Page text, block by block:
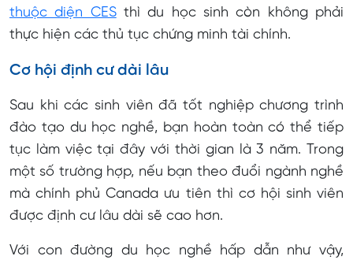
thuộc diện CESthì du học sinh còn không phải
thực hiện các thủ tục chứng minh tài chính.
Cơ hội định cư dài lâu
Sau khi các sinh viên đã tốt nghiệp chương trình
đào tạo du học nghề, bạn hoàn toàn có thể tiếp
tục làm việc tại đây với thời gian là 3 năm. Trong
một số trường hợp, nếu bạn theo đuổi ngành nghề
mà chính phủ Canada ưu tiên thì cơ hội sinh viên
được định cư lâu dài sẽ cao hơn.
Với con đường du học nghề hấp dẫn như vậy,